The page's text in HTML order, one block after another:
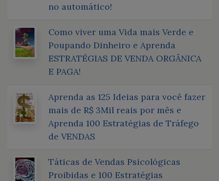
no automático!
Como viver uma Vida mais Verde e
Poupando Dinheiro e Aprenda
ESTRATÉGIAS DE VENDA ORGÂNICA
E PAGA!
Aprenda as 125 Ideias para você fazer
mais de R$ 3Mil reais por mês e
Aprenda 100 Estratégias de Tráfego
de VENDAS
Táticas de Vendas Psicológicas
Proibidas e 100 Estratégias